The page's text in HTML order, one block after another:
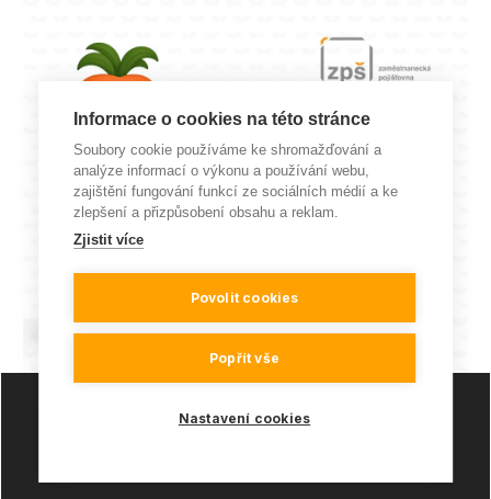
love
inLESENSKY.CZ
Informace o cookies na této stránce
Soubory cookie používáme ke shromažďování a
analýze informací o výkonu a používání webu,
zajištění fungování funkcí ze sociálních médií a ke
zlepšení a přizpůsobení obsahu a reklam.
Zjistit více
Povolit cookies
Popřít vše
Nastavení cookies